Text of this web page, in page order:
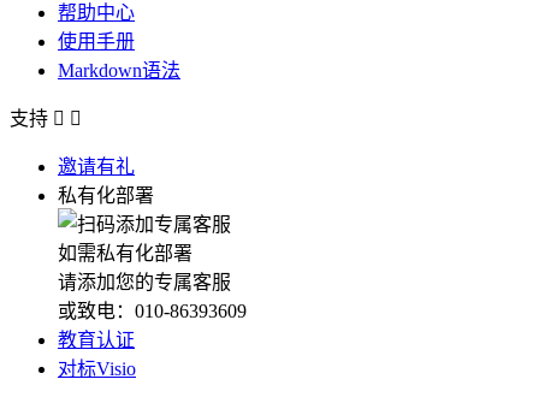
帮助中心
使用手册
Markdown语法
支持  
邀请有礼
私有化部署
如需私有化部署
请添加您的专属客服
或致电：010-86393609
教育认证
对标Visio